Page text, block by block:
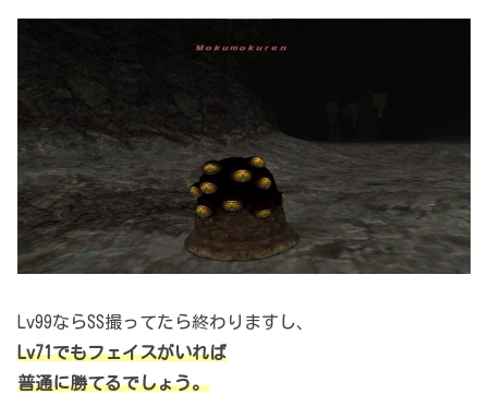
Lv99ならSS撮ってたら終わりますし、
Lv71でもフェイスがいれば
普通に勝てるでしょう。